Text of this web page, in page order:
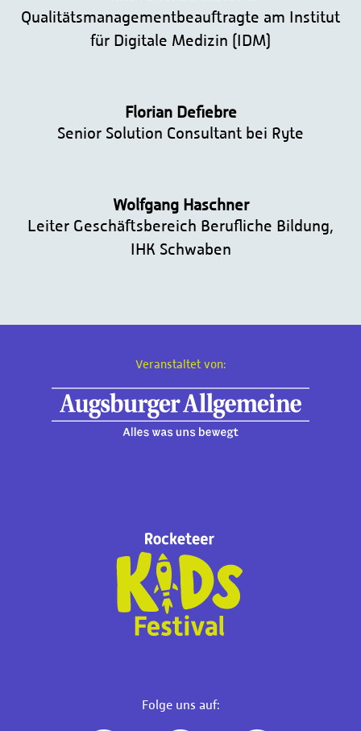
Qualitätsmanagementbeauftragte am Institut
für Digitale Medizin (IDM)
Florian Defiebre
Senior Solution Consultant bei Ryte
Wolfgang Haschner
Leiter Geschäftsbereich Berufliche Bildung,
IHK Schwaben
Veranstaltet von:
Folge uns auf: